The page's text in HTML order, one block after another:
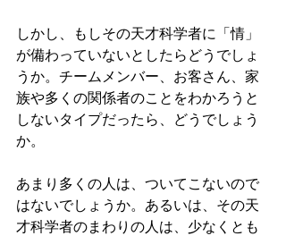
しかし、もしその天才科学者に「情」
が備わっていないとしたらどうでしょ
うか。チームメンバー、お客さん、家
族や多くの関係者のことをわかろうと
しないタイプだったら、どうでしょう
か。
あまり多くの人は、ついてこないので
はないでしょうか。あるいは、その天
才科学者のまわりの人は、少なくとも